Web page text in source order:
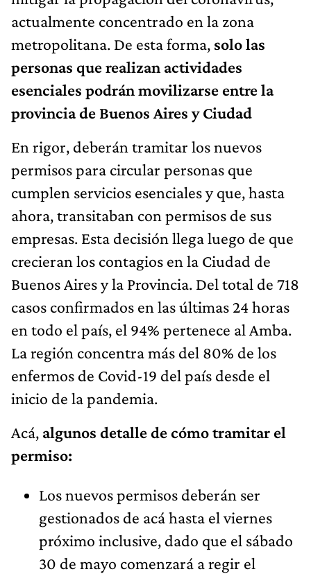
actualmente concentrado en la zona
metropolitana. De esta forma, solo las
personas que realizan actividades
esenciales podrán movilizarse entre la
provincia de Buenos Aires y Ciudad
En rigor, deberán tramitar los nuevos
permisos para circular personas que
cumplen servicios esenciales y que, hasta
ahora, transitaban con permisos de sus
empresas. Esta decisión llega luego de que
crecieran los contagios en la Ciudad de
Buenos Aires y la Provincia. Del total de 718
casos confirmados en las últimas 24 horas
en todo el país, el 94% pertenece al Amba.
La región concentra más del 80% de los
enfermos de Covid-19 del país desde el
inicio de la pandemia.
Acá, algunos detalle de cómo tramitar el
permiso:
Los nuevos permisos deberán ser
gestionados de acá hasta el viernes
próximo inclusive, dado que el sábado
30 de mayo comenzará a regir el